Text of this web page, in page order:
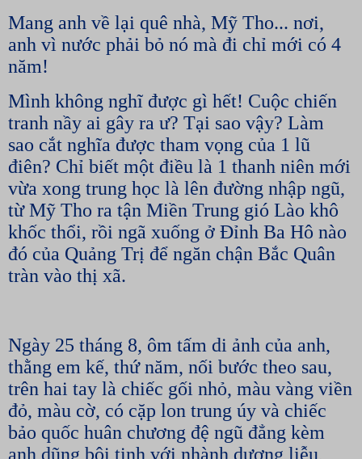
Mang anh về lại quê nhà, Mỹ Tho... nơi,
anh vì nước phải bỏ nó mà đi chỉ mới có 4
năm!
Mình không nghĩ được gì hết! Cuộc chiến
tranh nầy ai gây ra ư? Tại sao vậy? Làm
sao cắt nghĩa được tham vọng của 1 lũ
điên? Chỉ biết một điều là 1 thanh niên mới
vừa xong trung học là lên đường nhập ngũ,
từ Mỹ Tho ra tận Miền Trung gió Lào khô
khốc thổi, rồi ngã xuống ở Đỉnh Ba Hô nào
đó của Quảng Trị để ngăn chận Bắc Quân
tràn vào thị xã.
Ngày 25 tháng 8, ôm tấm di ảnh của anh,
thằng em kế, thứ năm, nối bước theo sau,
trên hai tay là chiếc gối nhỏ, màu vàng viền
đỏ, màu cờ, có cặp lon trung úy và chiếc
bảo quốc huân chương đệ ngũ đẳng kèm
anh dũng bội tinh với nhành dương liễu,